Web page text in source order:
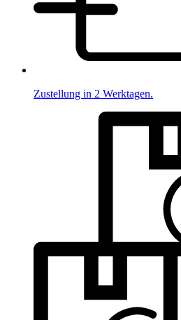
Zustellung in 2 Werktagen.